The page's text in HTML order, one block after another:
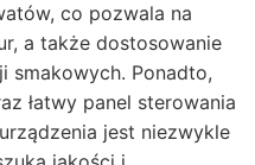
co pozwala na
a także dostosowanie
smakowych. Ponadto,
łatwy panel sterowania
jest niezwykle